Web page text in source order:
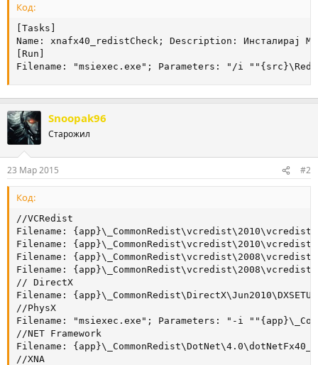
Код:
[Tasks]
Name: xnafx40_redistCheck; Description: Инсталирај
[Run]
Filename: "msiexec.exe"; Parameters: "/i
Snoopak96
Старожил
23 Мар 2015 #2
Код:
//VCRedist
Filename:
Filename:
Filename:
Filename:
// DirectX
Filename:
//PhysX
Filename: "msiexec.exe"; Parameters: "-i
//NET Framework
Filename:
//XNA